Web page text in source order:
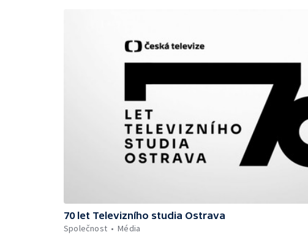
70 let Televizního studia Ostrava
Společnost
Média